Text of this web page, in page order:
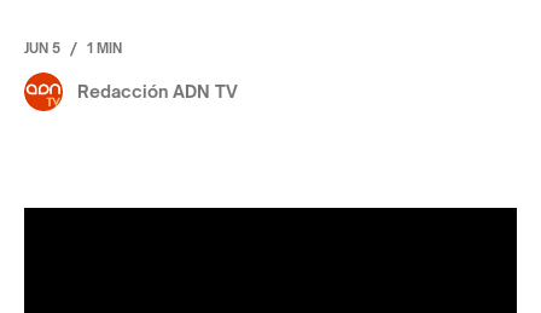
JUN 5 / 1 MIN
Redacción ADN TV